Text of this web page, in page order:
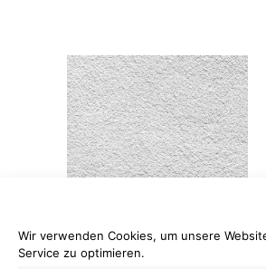
Wir verwenden Cookies, um unsere
Service zu optimieren.
Velours Prestige